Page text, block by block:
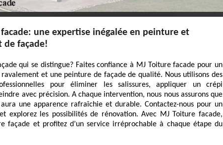
une expertise inégalée en peinture et
de façade!
qui se distingue? Faites confiance à MJ Toiture facade pour un
et une peinture de façade de qualité. Nous utilisons des
pour éliminer les salissures, appliquer un crépi
avec précision. A chaque intervention, nous nous assurons que
une apparence rafraîchie et durable. Contactez-nous pour un
explorez les possibilités de rénovation. Avec MJ Toiture facade,
façade et profitez d’un service irréprochable à chaque étape du